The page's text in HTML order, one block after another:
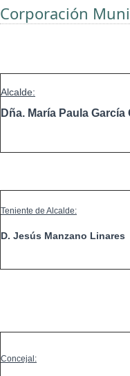
Corporación
Alcalde:
Dña. María Paula
Teniente de Alcalde:
D. Jesús Manzano Linares
Concejal: